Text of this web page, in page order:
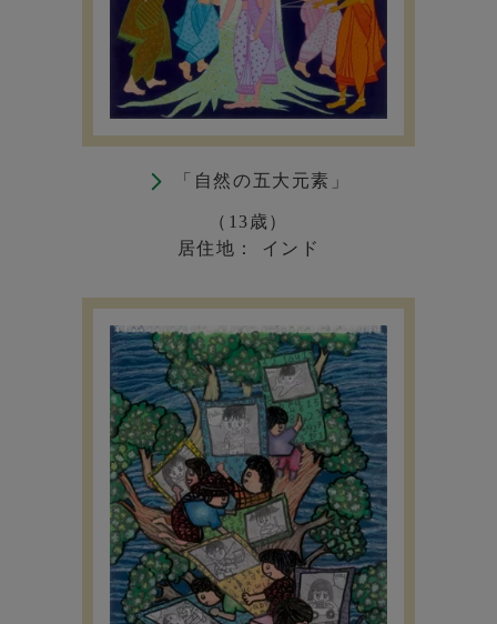
「自然の五大元素」
（13歳）
居住地： インド